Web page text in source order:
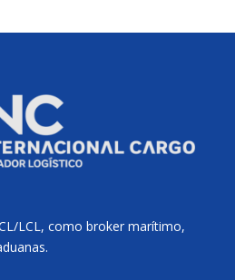
LCL, como broker marítimo,